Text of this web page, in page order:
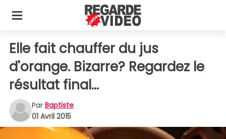
Elle fait chauffer du jus
d'orange. Bizarre? Regardez le
résultat final...
Par Baptiste
01 Avril 2015